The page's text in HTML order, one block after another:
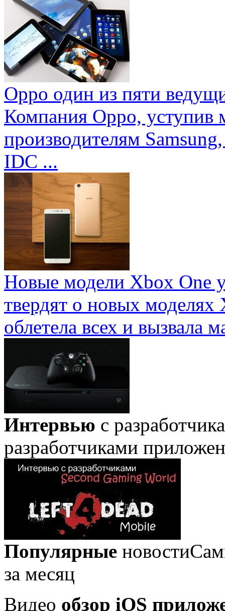
Oppo один из пяти
Компания Oppo, уступив
производителям
IDC ...
Новые модели Xbox One
твердят о новых
облетела всех и вызвала
Интервью с
разработчиками
Популярные новости
за месяц
Видео обзор iOS